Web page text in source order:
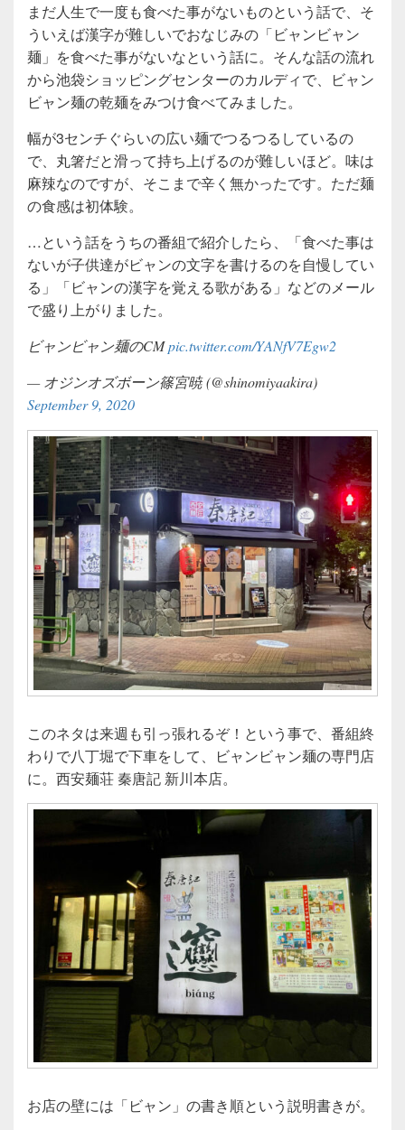
まだ人生で一度も食べた事がないものという話で、そ
ういえば漢字が難しいでおなじみの「ビャンビャン
麺」を食べた事がないなという話に。そんな話の流れ
から池袋ショッピングセンターのカルディで、ビャン
ビャン麺の乾麺をみつけ食べてみました。
幅が3センチぐらいの広い麺でつるつるしているの
で、丸箸だと滑って持ち上げるのが難しいほど。味は
麻辣なのですが、そこまで辛く無かったです。ただ麺
の食感は初体験。
…という話をうちの番組で紹介したら、「食べた事は
ないが子供達がビャンの文字を書けるのを自慢してい
る」「ビャンの漢字を覚える歌がある」などのメール
で盛り上がりました。
ビャンビャン麺のCMpic.twitter.com/YANfV7Egw2
— オジンオズボーン篠宮暁 (@shinomiyaakira)
September 9, 2020
このネタは来週も引っ張れるぞ！という事で、番組終
わりで八丁堀で下車をして、ビャンビャン麺の専門店
に。西安麺荘 秦唐記 新川本店。
お店の壁には「ビャン」の書き順という説明書きが。